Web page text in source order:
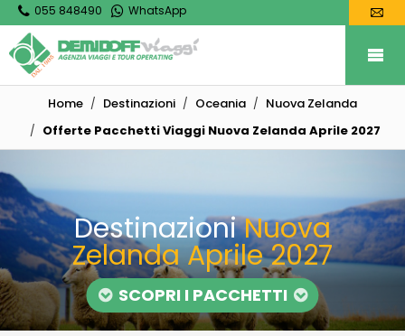
055 848490 WhatsApp
Home Destinazioni Oceania
Nuova Zelanda
Offerte Pacchetti Viaggi Nuova Zelanda Aprile 2027
DestinazioniNuova
Zelanda Aprile 2027
SCOPRI I PACCHETTI